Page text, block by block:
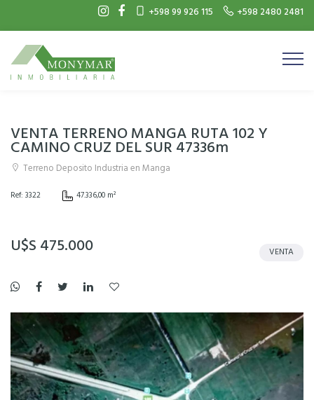
+598 99 926 115 +598 2480 2481
VENTA TERRENO MANGA RUTA 102 Y
CAMINO CRUZ DEL SUR 47336m
Terreno Deposito Industria en Manga
Ref: 3322 47.336,00 m²
U$S 475.000 VENTA